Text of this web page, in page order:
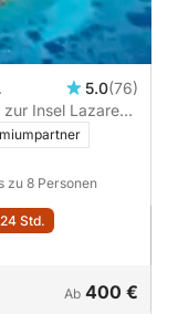
5.0(76)
Insel Lazareta
und Entdecken
zu 8 Personen
Std.
Ab 400 €